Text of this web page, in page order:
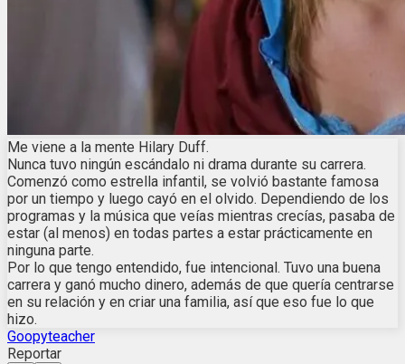
Me viene a la mente Hilary Duff.
Nunca tuvo ningún escándalo ni drama durante su carrera.
Comenzó como estrella infantil, se volvió bastante famosa
por un tiempo y luego cayó en el olvido. Dependiendo de los
programas y la música que veías mientras crecías, pasaba de
estar (al menos) en todas partes a estar prácticamente en
ninguna parte.
Por lo que tengo entendido, fue intencional. Tuvo una buena
carrera y ganó mucho dinero, además de que quería centrarse
en su relación y en criar una familia, así que eso fue lo que
hizo.
Goopyteacher
Reportar